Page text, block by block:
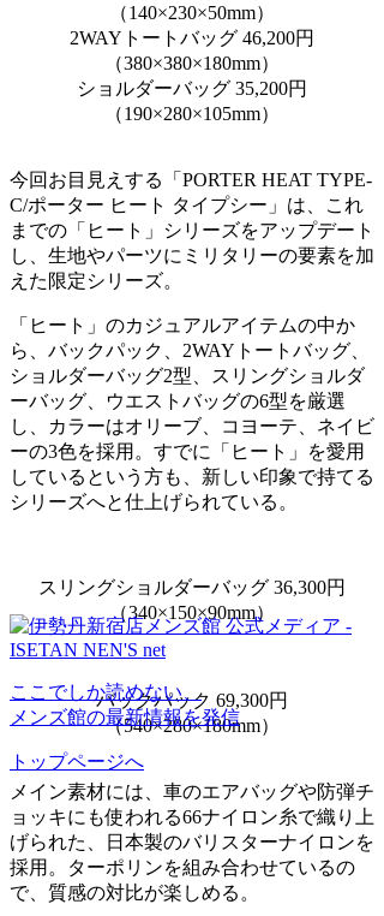
（140×230×50mm）
2WAYトートバッグ 46,200円
（380×380×180mm）
ショルダーバッグ 35,200円
（190×280×105mm）
今回お目見えする「PORTER HEAT TYPE-
C/ポーター ヒート タイプシー」は、これ
までの「ヒート」シリーズをアップデート
し、生地やパーツにミリタリーの要素を加
えた限定シリーズ。
「ヒート」のカジュアルアイテムの中か
ら、バックパック、2WAYトートバッグ、
ショルダーバッグ2型、スリングショルダ
ーバッグ、ウエストバッグの6型を厳選
し、カラーはオリーブ、コヨーテ、ネイビ
ーの3色を採用。すでに「ヒート」を愛用
しているという方も、新しい印象で持てる
シリーズへと仕上げられている。
スリングショルダーバッグ 36,300円
（340×150×90mm）
バックパック 69,300円
（540×280×180mm）
メイン素材には、車のエアバッグや防弾チ
ョッキにも使われる66ナイロン糸で織り上
げられた、日本製のバリスターナイロンを
採用。ターポリンを組み合わせているの
で、質感の対比が楽しめる。
ここでしか読めない、
メンズ館の最新情報を発信
トップページへ